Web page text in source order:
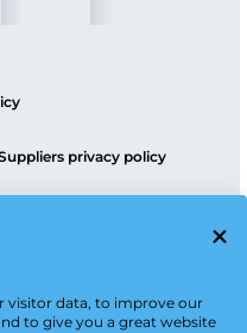
visitor data, to improve our
to give you a great website
privacy policy